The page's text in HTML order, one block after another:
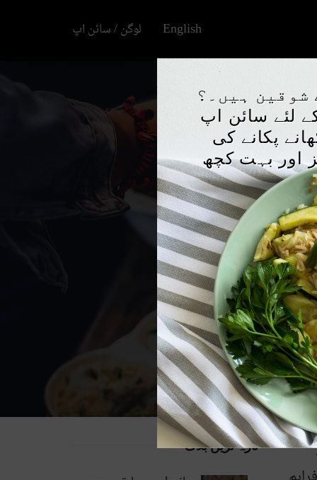
×
شوقین ہیں۔؟
لئے سائن اپ
پکانے کی
اور بہت کچھ
English لوگن / سائن اپ
تازہ ترین بلاگ